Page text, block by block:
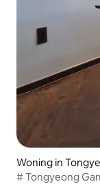
Woning in
# Tongyeong